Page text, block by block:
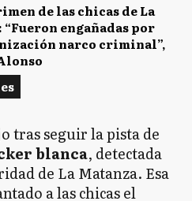
de las chicas de La
“Fueron engañadas por
narco criminal”,
tras seguir la pista de
blanca, detectada
de La Matanza. Esa
a las chicas el